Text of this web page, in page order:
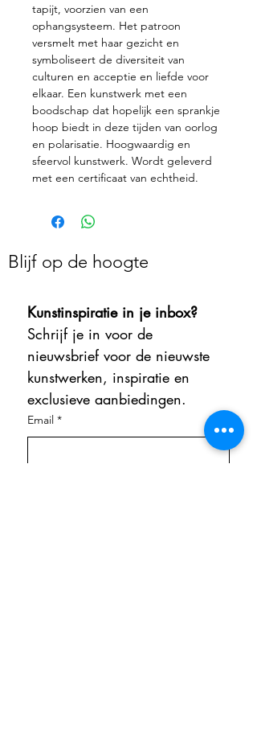
tapijt, voorzien van een
ophangsysteem. Het patroon
versmelt met haar gezicht en
symboliseert de diversiteit van
culturen en acceptie en liefde voor
elkaar. Een kunstwerk met een
boodschap dat hopelijk een sprankje
hoop biedt in deze tijden van oorlog
en polarisatie. Hoogwaardig en
sfeervol kunstwerk. Wordt geleverd
met een certificaat van echtheid.
Blijf op de hoogte
Kunstinspiratie in je inbox?
Schrijf je in voor de
nieuwsbrief voor de nieuwste
kunstwerken, inspiratie en
exclusieve aanbiedingen.
Email *